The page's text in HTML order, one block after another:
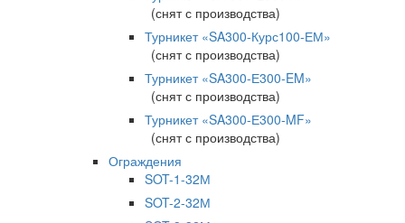
(снят с производства)
Турникет «SA300-Курс100-ЕМ»
(снят с производства)
Турникет «SA300-Е300-EM»
(снят с производства)
Турникет «SA300-Е300-MF»
(снят с производства)
Ограждения
SOT-1-32М
SOT-2-32М